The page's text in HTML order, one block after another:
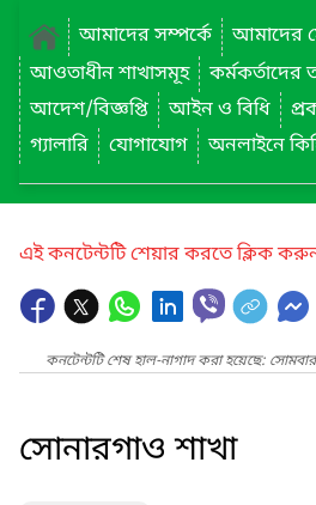
আমাদের সম্পর্কে
আমাদের
আওতাধীন শাখাসমূহ
কর্মকর্তাদের
আদেশ/বিজ্ঞপ্তি
আইন ও বিধি
গ্যালারি
যোগাযোগ অনলাইনে
এই কনটেন্টটি শেয়ার করতে ক্লিক
কনটেন্টটি শেষ হাল-নাগাদ করা হয়েছে:
সোনারগাও শাখা